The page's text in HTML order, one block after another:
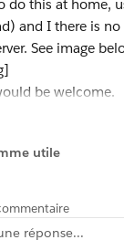
do this at home,
and I there is
See image
be welcome.
utile
réponse...